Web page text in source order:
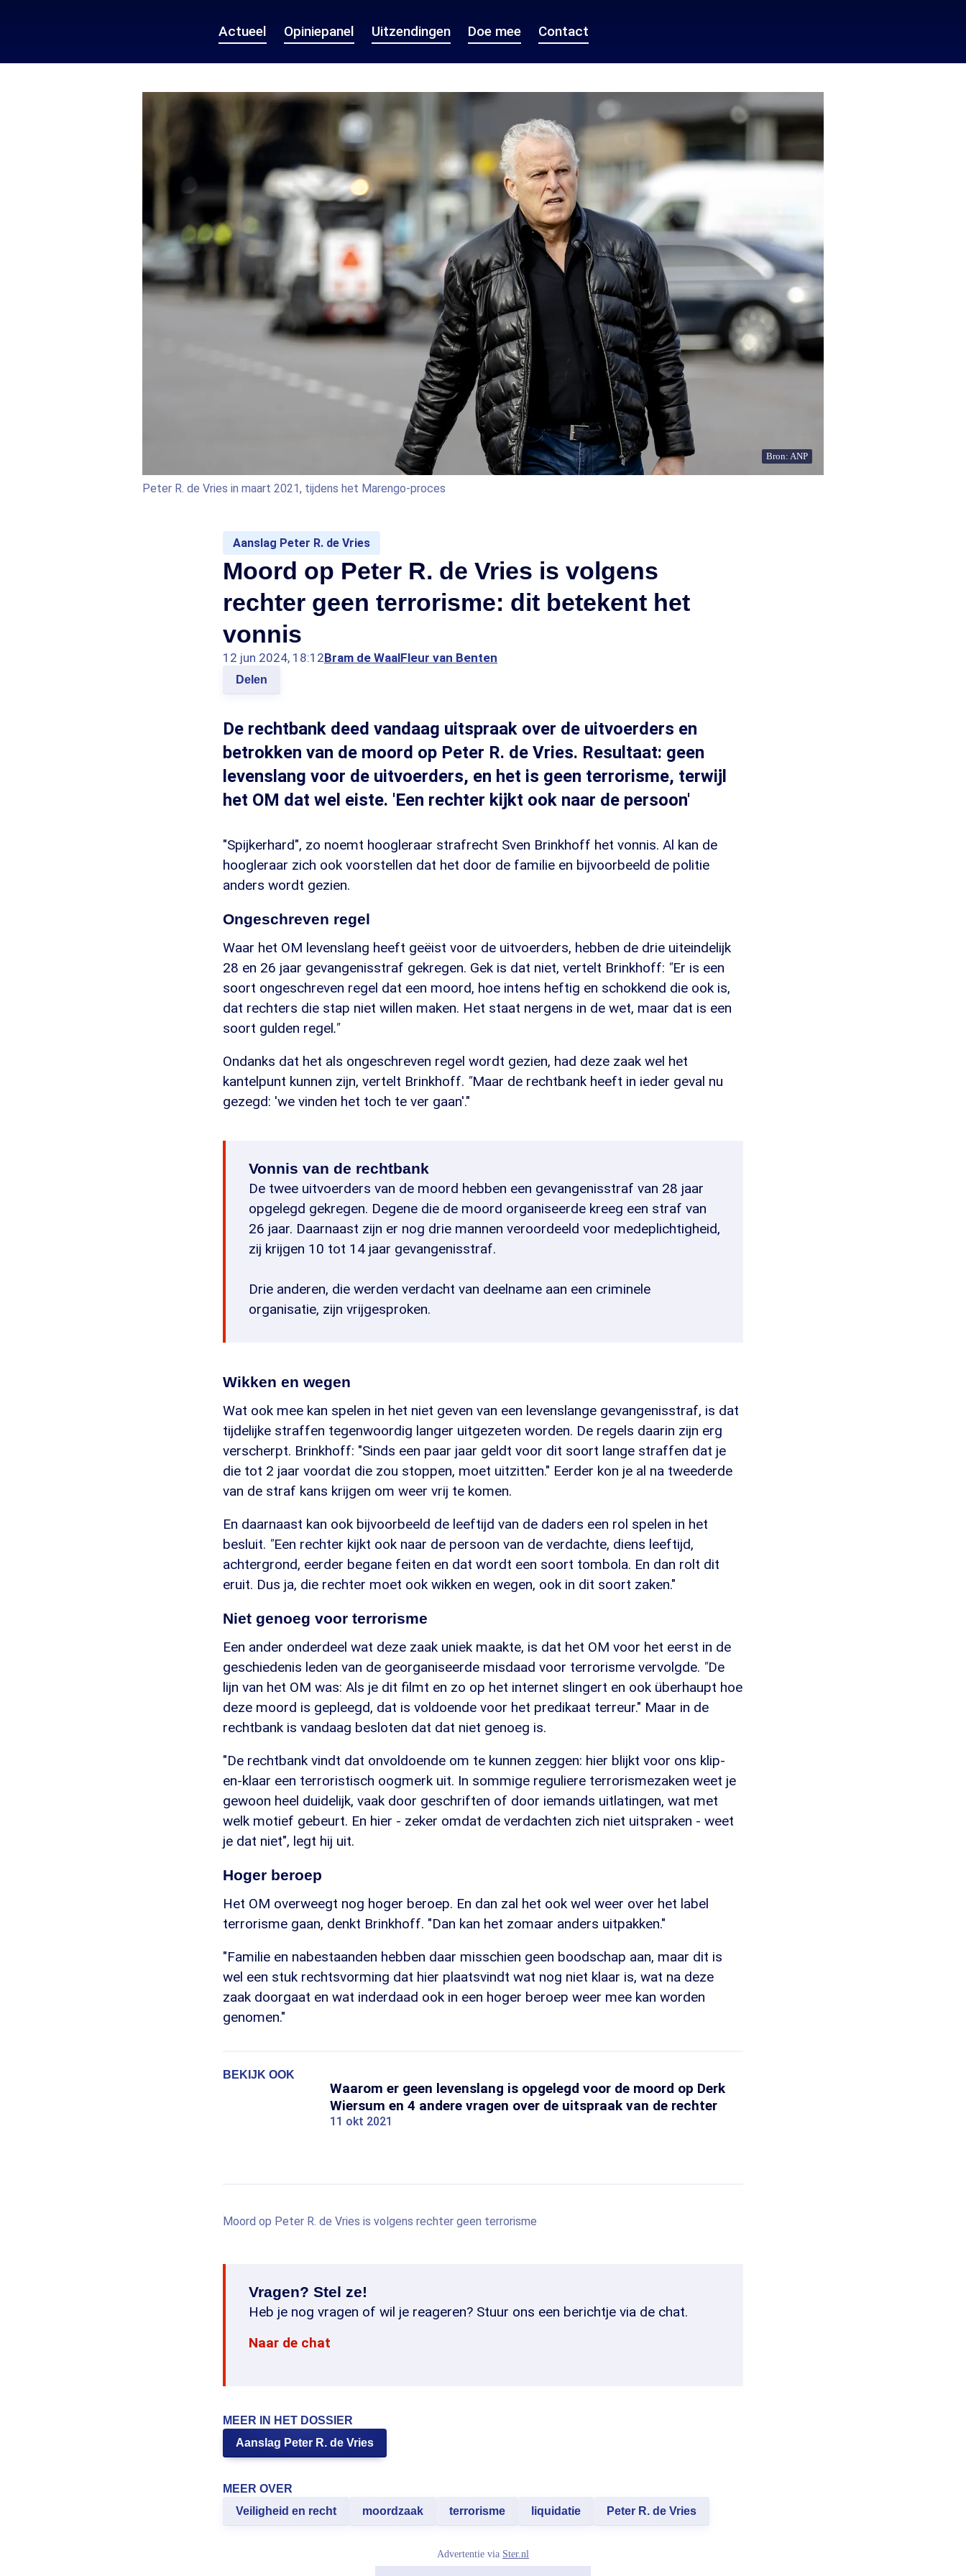
Actueel Opiniepanel Uitzendingen Doe mee Contact
Bron: ANP
Peter R. de Vries in maart 2021, tijdens het Marengo-proces
Aanslag Peter R. de Vries
Moord op Peter R. de Vries is volgens
rechter geen terrorisme: dit betekent het
vonnis
12 jun 2024, 18:12Bram de WaalFleur van Benten
Delen
De rechtbank deed vandaag uitspraak over de uitvoerders en
betrokken van de moord op Peter R. de Vries. Resultaat: geen
levenslang voor de uitvoerders, en het is geen terrorisme, terwijl
het OM dat wel eiste. 'Een rechter kijkt ook naar de persoon'
"Spijkerhard", zo noemt hoogleraar strafrecht Sven Brinkhoff het vonnis. Al kan de
hoogleraar zich ook voorstellen dat het door de familie en bijvoorbeeld de politie
anders wordt gezien.
Ongeschreven regel
Waar het OM levenslang heeft geëist voor de uitvoerders, hebben de drie uiteindelijk
28 en 26 jaar gevangenisstraf gekregen. Gek is dat niet, vertelt Brinkhoff: "Er is een
soort ongeschreven regel dat een moord, hoe intens heftig en schokkend die ook is,
dat rechters die stap niet willen maken. Het staat nergens in de wet, maar dat is een
soort gulden regel."
Ondanks dat het als ongeschreven regel wordt gezien, had deze zaak wel het
kantelpunt kunnen zijn, vertelt Brinkhoff. "Maar de rechtbank heeft in ieder geval nu
gezegd: 'we vinden het toch te ver gaan'."
Vonnis van de rechtbank
De twee uitvoerders van de moord hebben een gevangenisstraf van 28 jaar
opgelegd gekregen. Degene die de moord organiseerde kreeg een straf van
26 jaar. Daarnaast zijn er nog drie mannen veroordeeld voor medeplichtigheid,
zij krijgen 10 tot 14 jaar gevangenisstraf.
Drie anderen, die werden verdacht van deelname aan een criminele
organisatie, zijn vrijgesproken.
Wikken en wegen
Wat ook mee kan spelen in het niet geven van een levenslange gevangenisstraf, is dat
tijdelijke straffen tegenwoordig langer uitgezeten worden. De regels daarin zijn erg
verscherpt. Brinkhoff: "Sinds een paar jaar geldt voor dit soort lange straffen dat je
die tot 2 jaar voordat die zou stoppen, moet uitzitten." Eerder kon je al na tweederde
van de straf kans krijgen om weer vrij te komen.
En daarnaast kan ook bijvoorbeeld de leeftijd van de daders een rol spelen in het
besluit. "Een rechter kijkt ook naar de persoon van de verdachte, diens leeftijd,
achtergrond, eerder begane feiten en dat wordt een soort tombola. En dan rolt dit
eruit. Dus ja, die rechter moet ook wikken en wegen, ook in dit soort zaken."
Niet genoeg voor terrorisme
Een ander onderdeel wat deze zaak uniek maakte, is dat het OM voor het eerst in de
geschiedenis leden van de georganiseerde misdaad voor terrorisme vervolgde. "De
lijn van het OM was: Als je dit filmt en zo op het internet slingert en ook überhaupt hoe
deze moord is gepleegd, dat is voldoende voor het predikaat terreur." Maar in de
rechtbank is vandaag besloten dat dat niet genoeg is.
"De rechtbank vindt dat onvoldoende om te kunnen zeggen: hier blijkt voor ons klip-
en-klaar een terroristisch oogmerk uit. In sommige reguliere terrorismezaken weet je
gewoon heel duidelijk, vaak door geschriften of door iemands uitlatingen, wat met
welk motief gebeurt. En hier - zeker omdat de verdachten zich niet uitspraken - weet
je dat niet", legt hij uit.
Hoger beroep
Het OM overweegt nog hoger beroep. En dan zal het ook wel weer over het label
terrorisme gaan, denkt Brinkhoff. "Dan kan het zomaar anders uitpakken."
"Familie en nabestaanden hebben daar misschien geen boodschap aan, maar dit is
wel een stuk rechtsvorming dat hier plaatsvindt wat nog niet klaar is, wat na deze
zaak doorgaat en wat inderdaad ook in een hoger beroep weer mee kan worden
genomen."
BEKIJK OOK
Waarom er geen levenslang is opgelegd voor de moord op Derk
Wiersum en 4 andere vragen over de uitspraak van de rechter
11 okt 2021
Moord op Peter R. de Vries is volgens rechter geen terrorisme
Vragen? Stel ze!
Heb je nog vragen of wil je reageren? Stuur ons een berichtje via de chat.
Naar de chat
MEER IN HET DOSSIER
Aanslag Peter R. de Vries
MEER OVER
Veiligheid en recht
moordzaak terrorisme liquidatie Peter R. de Vries
Advertentie via Ster.nl